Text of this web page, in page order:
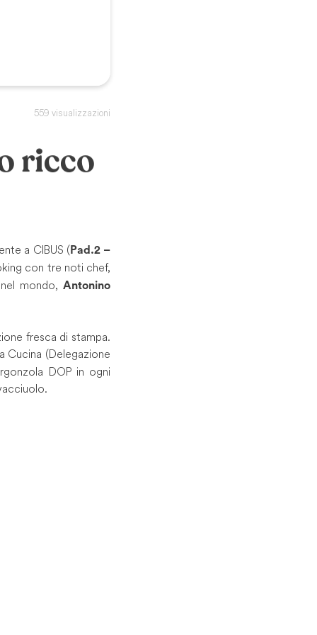
559 visualizzazioni
ricco
a CIBUS (Pad.2 –
con tre noti chef,
mondo, Antonino
fresca di stampa.
Cucina (Delegazione
DOP in ogni